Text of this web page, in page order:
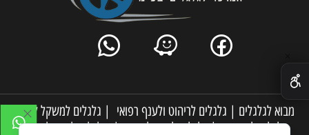
מבוא לגלגלים | גלגלים לריהוט ולענף רפואי | גלגלים למשקל קל
גלגלים לתעשייה|גלגלים למשקל בינוני|גלגלים למשקל כבד|